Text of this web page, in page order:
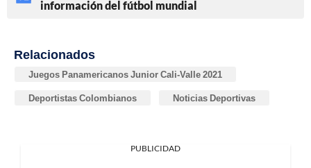
información del fútbol mundial
Relacionados
Juegos Panamericanos Junior Cali-Valle 2021
Deportistas Colombianos Noticias Deportivas
PUBLICIDAD